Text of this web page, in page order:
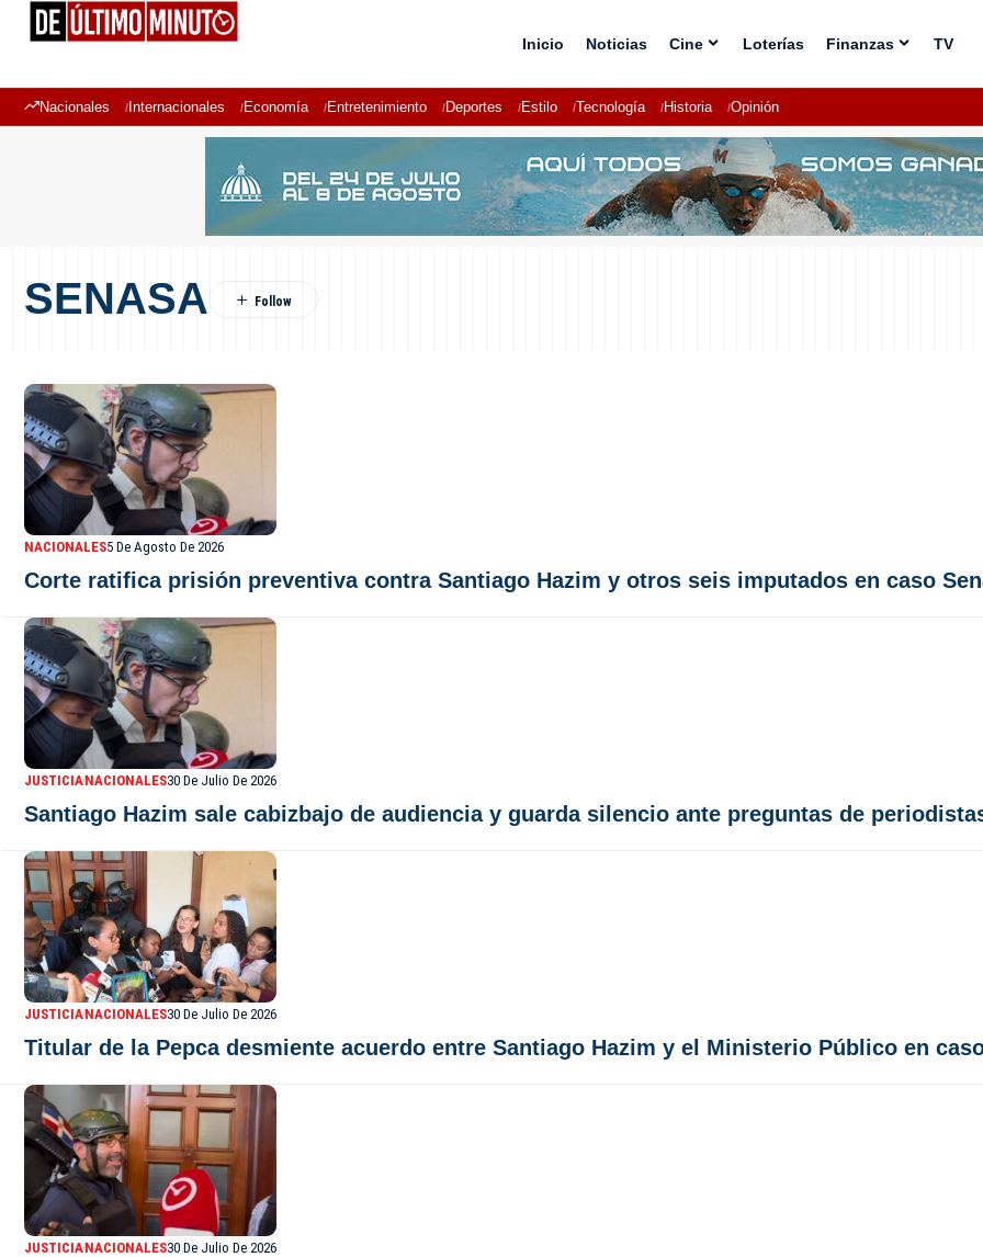
Inicio Noticias Cine Loterías Finanzas TV
Nacionales Internacionales Economía Entretenimiento Deportes Estilo Tecnología Historia Opinión
SENASA
NACIONALES5 De Agosto De 2026
Corte ratifica prisión preventiva contra Santiago Hazim y otros seis imputados en caso
JUSTICIANACIONALES30 De Julio De 2026
Santiago Hazim sale cabizbajo de audiencia y guarda silencio ante preguntas de
JUSTICIANACIONALES30 De Julio De 2026
Titular de la Pepca desmiente acuerdo entre Santiago Hazim y el Ministerio Público en
JUSTICIANACIONALES30 De Julio De 2026